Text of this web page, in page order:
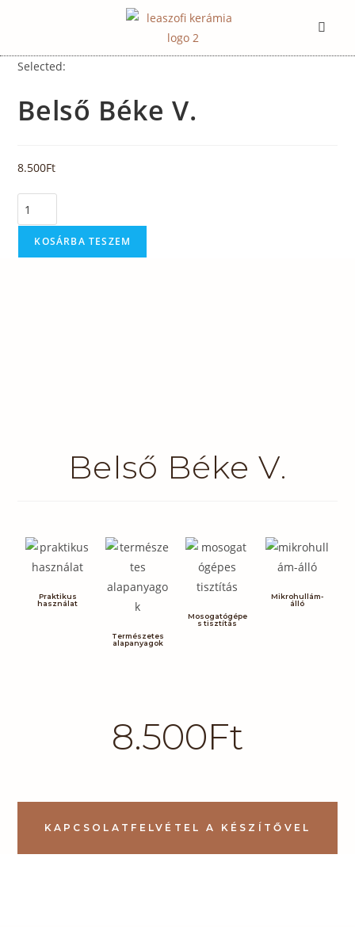
Selected:
Belső Béke V.
8.500Ft
KOSÁRBA TESZEM
Belső Béke V.
Praktikus
használat
Természetes
alapanyagok
Mosogatógépe
s tisztítás
Mikrohullám-
álló
8.500Ft
KAPCSOLATFELVÉTEL A KÉSZÍTŐVEL